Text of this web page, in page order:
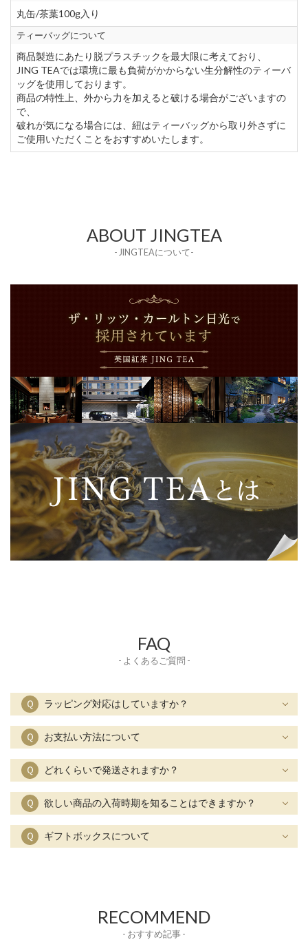
丸缶/茶葉100g入り
ティーバッグについて
商品製造にあたり脱プラスチックを最大限に考えており、
JING TEAでは環境に最も負荷がかからない生分解性のティーバ
ッグを使用しております。
商品の特性上、外から力を加えると破ける場合がございますの
で、
破れが気になる場合には、紐はティーバッグから取り外さずに
ご使用いただくことをおすすめいたします。
ABOUT JINGTEA
- JINGTEAについて-
FAQ
- よくあるご質問 -
Ｑ ラッピング対応はしていますか？
Ｑ お支払い方法について
Ｑ どれくらいで発送されますか？
Ｑ 欲しい商品の入荷時期を知ることはできますか？
Ｑ ギフトボックスについて
RECOMMEND
- おすすめ記事 -